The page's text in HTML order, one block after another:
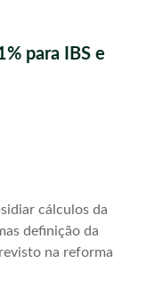
para IBS e
cálculos da
definição da
na reforma